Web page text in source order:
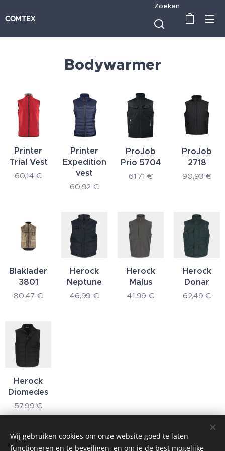
COMTEX
Zoeken
Bodywarmer
Printer
Trial Vest
60,14 €
Printer
Expedition
vest
60,92 €
ProJob
Prio 5704
61,71 €
ProJob
2718
90,93 €
Blaklader
3801
80,47 €
Herock
Neptune
46,99 €
Herock
Malus
41,99 €
Herock
Donar
62,49 €
Herock
Diomedes
57,99 €
Wij gebruiken cookies om onze website goed te laten
functioneren en te beveiligen, en om je de best mogelijke